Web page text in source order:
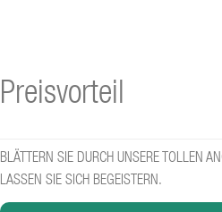
Preisvorteil
BLÄTTERN SIE DURCH UNSERE TOLLEN
LASSEN SIE SICH BEGEISTERN.